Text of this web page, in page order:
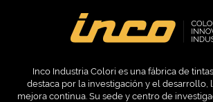
Inco Industria Colori es una fábrica de
destaca por la investigación y el desarrollo,
mejora continua. Su sede y centro de